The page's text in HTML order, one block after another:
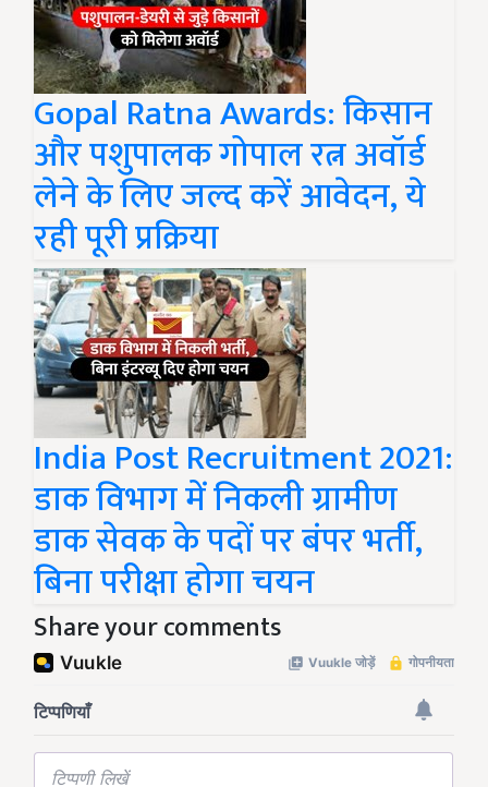
Gopal Ratna Awards: किसान
और पशुपालक गोपाल रत्न अवॉर्ड
लेने के लिए जल्द करें आवेदन, ये
रही पूरी प्रक्रिया
India Post Recruitment 2021:
डाक विभाग में निकली ग्रामीण
डाक सेवक के पदों पर बंपर भर्ती,
बिना परीक्षा होगा चयन
Share your comments